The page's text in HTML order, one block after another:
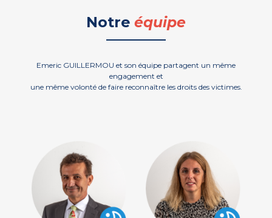
Notre équipe
Emeric GUILLERMOU et son équipe partagent un même
engagement et
une même volonté de faire reconnaître les droits des victimes.